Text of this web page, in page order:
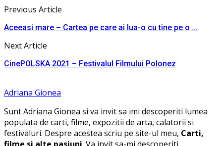
Previous Article
Aceeasi mare – Cartea pe care ai lua-o cu tine pe o ...
Next Article
CinePOLSKA 2021 – Festivalul Filmului Polonez
Adriana Gionea
Sunt Adriana Gionea si va invit sa imi descoperiti lumea
populata de carti, filme, expozitii de arta, calatorii si
festivaluri. Despre acestea scriu pe site-ul meu, Carti,